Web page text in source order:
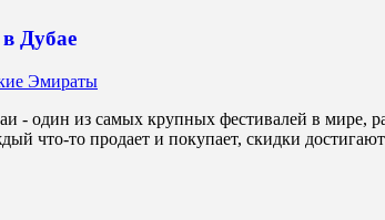
Дубае
Эмираты
- один из самых крупных фестивалей в мире,
что-то продает и покупает, скидки